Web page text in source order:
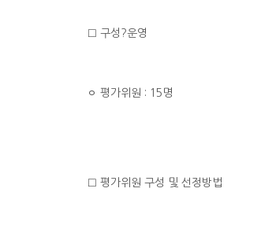
□ 구성?운영
ㅇ 평가위원 : 15명
□ 평가위원 구성 및 선정방법